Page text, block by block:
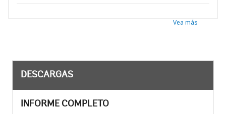
Vea más
DESCARGAS
INFORME COMPLETO